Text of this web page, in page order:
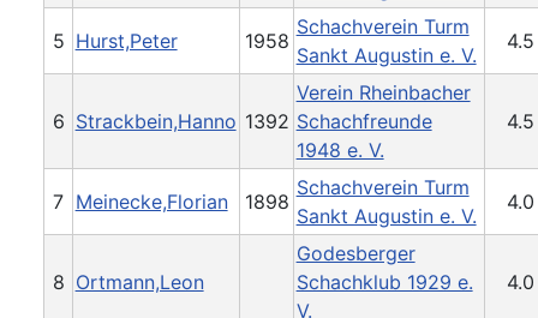
5 Hurst,Peter 1958
Schachverein Turm
Sankt Augustin e. V.
4.5
6 Strackbein,Hanno 1392
Verein Rheinbacher
Schachfreunde
1948 e. V.
4.5
7 Meinecke,Florian 1898
Schachverein Turm
Sankt Augustin e. V.
4.0
8 Ortmann,Leon
Godesberger
Schachklub 1929 e.
V.
4.0